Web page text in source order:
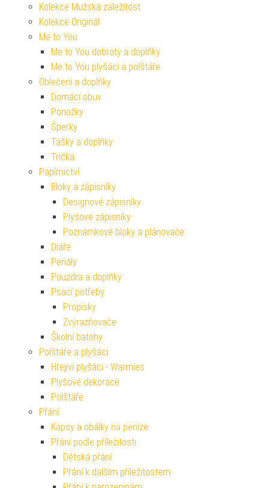
Kolekce Mužská záležitost
Kolekce Originál
Me to You
Me to You dobroty a doplňky
Me to You plyšáci a polštáře
Oblečení a doplňky
Domácí obuv
Ponožky
Šperky
Tašky a doplňky
Trička
Papírnictví
Bloky a zápisníky
Designové zápisníky
Plyšové zápisníky
Poznámkové bloky a plánovače
Diáře
Penály
Pouzdra a doplňky
Psací potřeby
Propisky
Zvýrazňovače
Školní batohy
Polštáře a plyšáci
Hřejiví plyšáci - Warmies
Plyšové dekorace
Polštáře
Přání
Kapsy a obálky na peníze
Přání podle příležitosti
Dětská přání
Přání k dalším příležitostem